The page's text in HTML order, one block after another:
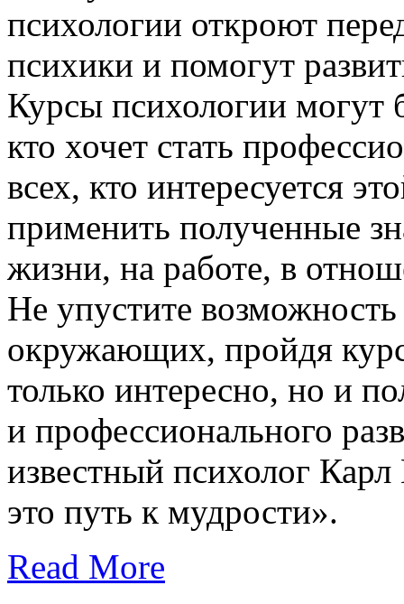
психологии откроют
психики и помогут
Курсы психологии могут
кто хочет стать
всех, кто интересуется
применить полученные
жизни, на работе, в
Не упустите
окружающих, пройдя
только интересно, но и
и профессионального
известный психолог
это путь к мудрости».
Read More